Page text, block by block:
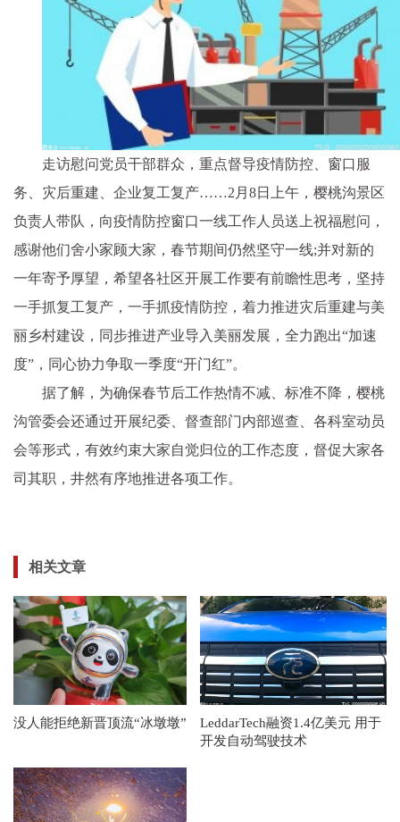
走访慰问党员干部群众，重点督导疫情防控、窗口服
务、灾后重建、企业复工复产……2月8日上午，樱桃沟景区
负责人带队，向疫情防控窗口一线工作人员送上祝福慰问，
感谢他们舍小家顾大家，春节期间仍然坚守一线;并对新的
一年寄予厚望，希望各社区开展工作要有前瞻性思考，坚持
一手抓复工复产，一手抓疫情防控，着力推进灾后重建与美
丽乡村建设，同步推进产业导入美丽发展，全力跑出“加速
度”，同心协力争取一季度“开门红”。
据了解，为确保春节后工作热情不减、标准不降，樱桃
沟管委会还通过开展纪委、督查部门内部巡查、各科室动员
会等形式，有效约束大家自觉归位的工作态度，督促大家各
司其职，井然有序地推进各项工作。
相关文章
没人能拒绝新晋顶流“冰墩墩”
LeddarTech融资1.4亿美元 用于
开发自动驾驶技术